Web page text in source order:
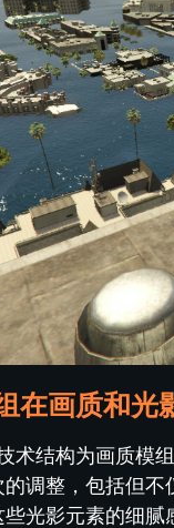
在画质和光
术结构为画质模
调整，包括但
光影元素的细